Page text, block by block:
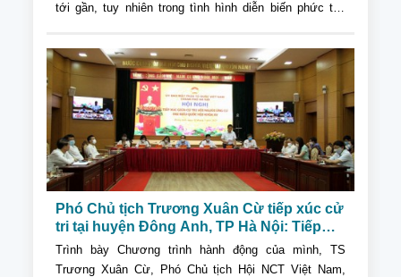
tới gần, tuy nhiên trong tình hình diễn biến phức tạp
Phó Chủ tịch Trương Xuân Cừ tiếp xúc cử
tri tại huyện Đông Anh, TP Hà Nội: Tiếp
tục phát huy vai trò người cao tuổi trong
mọi lĩnh vực
Trình bày Chương trình hành động của mình, TS
Trương Xuân Cừ, Phó Chủ tịch Hội NCT Việt Nam,